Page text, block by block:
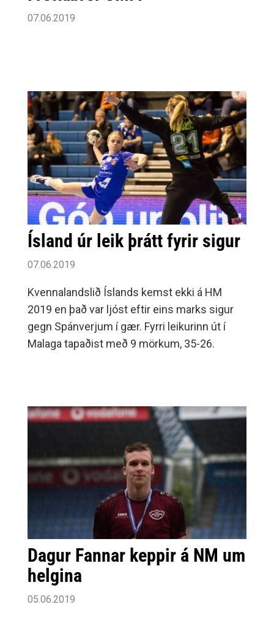
07.06.2019
Ísland úr leik þrátt fyrir sigur
07.06.2019
Kvennalandslið Íslands kemst ekki á HM
2019 en það var ljóst eftir eins marks sigur
gegn Spánverjum í gær. Fyrri leikurinn út í
Malaga tapaðist með 9 mörkum, 35-26.
Dagur Fannar keppir á NM um
helgina
05.06.2019